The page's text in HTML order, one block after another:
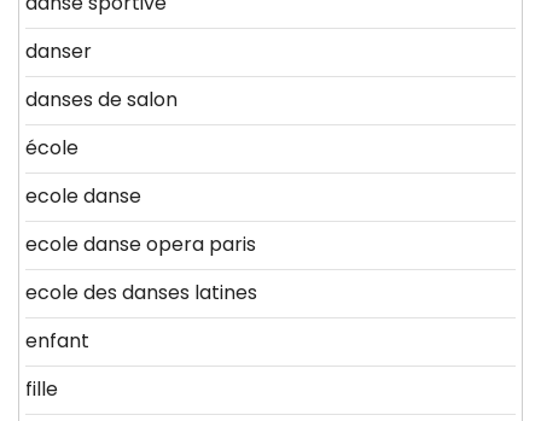
danser
danses de salon
école
ecole danse
ecole danse opera paris
ecole des danses latines
enfant
fille